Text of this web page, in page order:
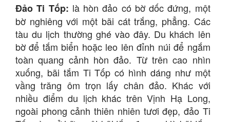
Đảo Ti Tốp: là hòn đảo có bờ dốc đứng, một
bờ nghiêng với một bãi cát trắng, phẳng. Các
tàu du lịch thường ghé vào đây. Du khách lên
bờ để tắm biển hoặc leo lên đỉnh núi để ngắm
toàn quang cảnh hòn đảo. Từ trên cao nhìn
xuống, bãi tắm Ti Tốp có hình dáng như một
vầng trăng ôm trọn lấy chân đảo. Khác với
nhiều điểm du lịch khác trên Vịnh Hạ Long,
ngoài phong cảnh thiên nhiên tươi đẹp, đảo Ti